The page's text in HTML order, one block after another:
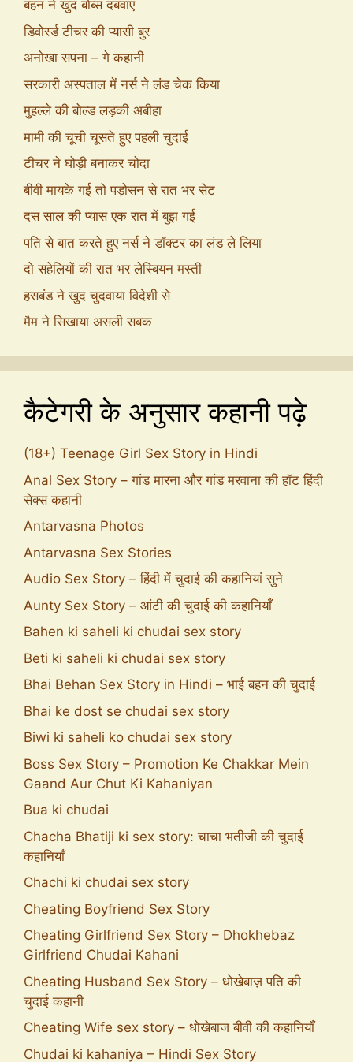
बहन ने खुद बोब्स दबवाए
डिवोर्स्ड टीचर की प्यासी बुर
अनोखा सपना – गे कहानी
सरकारी अस्पताल में नर्स ने लंड चेक किया
मुहल्ले की बोल्ड लड़की अबीहा
मामी की चूची चूसते हुए पहली चुदाई
टीचर ने घोड़ी बनाकर चोदा
बीवी मायके गई तो पड़ोसन से रात भर सेट
दस साल की प्यास एक रात में बुझ गई
पति से बात करते हुए नर्स ने डॉक्टर का लंड ले लिया
दो सहेलियों की रात भर लेस्बियन मस्ती
हसबंड ने खुद चुदवाया विदेशी से
मैम ने सिखाया असली सबक
कैटेगरी के अनुसार कहानी पढ़े
(18+) Teenage Girl Sex Story in Hindi
Anal Sex Story – गांड मारना और गांड मरवाना की हॉट हिंदी
सेक्स कहानी
Antarvasna Photos
Antarvasna Sex Stories
Audio Sex Story – हिंदी में चुदाई की कहानियां सुने
Aunty Sex Story – आंटी की चुदाई की कहानियाँ
Bahen ki saheli ki chudai sex story
Beti ki saheli ki chudai sex story
Bhai Behan Sex Story in Hindi – भाई बहन की चुदाई
Bhai ke dost se chudai sex story
Biwi ki saheli ko chudai sex story
Boss Sex Story – Promotion Ke Chakkar Mein
Gaand Aur Chut Ki Kahaniyan
Bua ki chudai
Chacha Bhatiji ki sex story: चाचा भतीजी की चुदाई
कहानियाँ
Chachi ki chudai sex story
Cheating Boyfriend Sex Story
Cheating Girlfriend Sex Story – Dhokhebaz
Girlfriend Chudai Kahani
Cheating Husband Sex Story – धोखेबाज़ पति की
चुदाई कहानी
Cheating Wife sex story – धोखेबाज बीवी की कहानियाँ
Chudai ki kahaniya – Hindi Sex Story